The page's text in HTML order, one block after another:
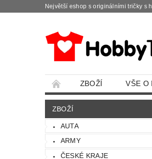
Největší eshop s originálními tričky s
ZBOŽÍ VŠE O
ZBOŽÍ
AUTA
ARMY
ČESKÉ KRAJE